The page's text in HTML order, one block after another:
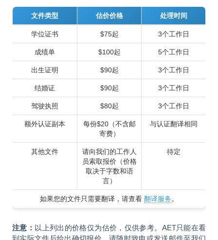
文件类型 估价价格 处理时间
学位证书 $75起 3个工作日
成绩单 $100起 5个工作日
出生证明 $90起 3个工作日
结婚证 $90起 3个工作日
驾驶执照 $80起 3个工作日
额外认证副本
每份$20（不含邮
寄费）
与认证翻译相同
其他文件
请向我们的工作人
员索取报价（价格
取决于字数和语
言）
待定
如果您的文件只需要翻译，请查看 翻译服务。
注意： 以上列出的价格仅为估价，仅供参考。AET只能在看
到实际文件后给出确切报价。请随时致电或发送邮件至我们